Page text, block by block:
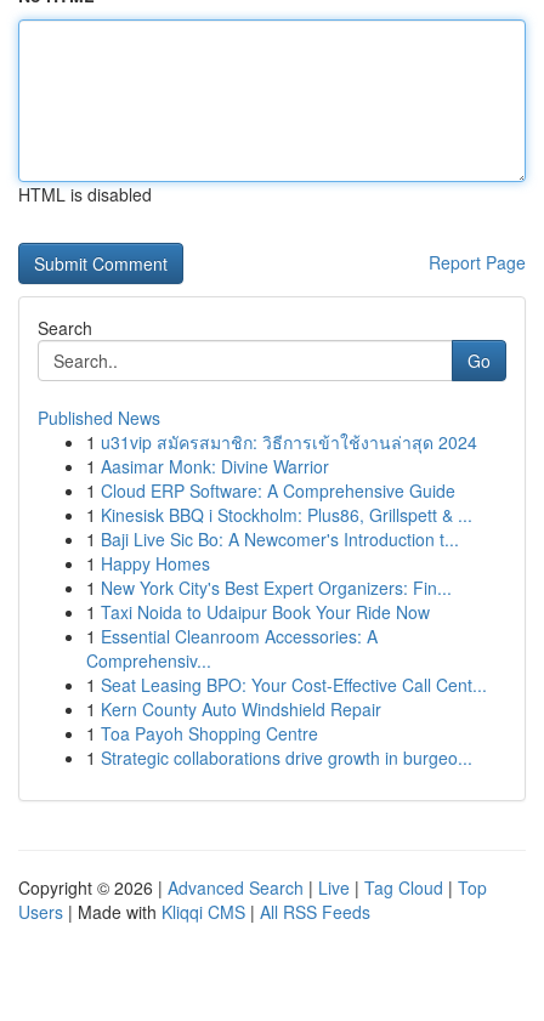
HTML is disabled
Report Page
Search
Go
Published News
1 u31vip สมัครสมาชิก: วิธีการเข้าใช้งานล่าสุด 2024
1 Aasimar Monk: Divine Warrior
1 Cloud ERP Software: A Comprehensive Guide
1 Kinesisk BBQ i Stockholm: Plus86, Grillspett & ...
1 Baji Live Sic Bo: A Newcomer's Introduction t...
1 Happy Homes
1 New York City's Best Expert Organizers: Fin...
1 Taxi Noida to Udaipur Book Your Ride Now
1 Essential Cleanroom Accessories: A
Comprehensiv...
1 Seat Leasing BPO: Your Cost-Effective Call Cent...
1 Kern County Auto Windshield Repair
1 Toa Payoh Shopping Centre
1 Strategic collaborations drive growth in burgeo...
Copyright © 2026 | Advanced Search | Live | Tag Cloud | Top
Users | Made with Kliqqi CMS | All RSS Feeds